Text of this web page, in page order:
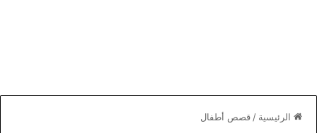
الرئيسية / قصص أطفال